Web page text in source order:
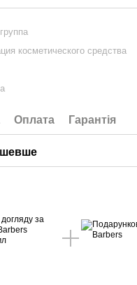
косметического средства
Оплата Гарантія